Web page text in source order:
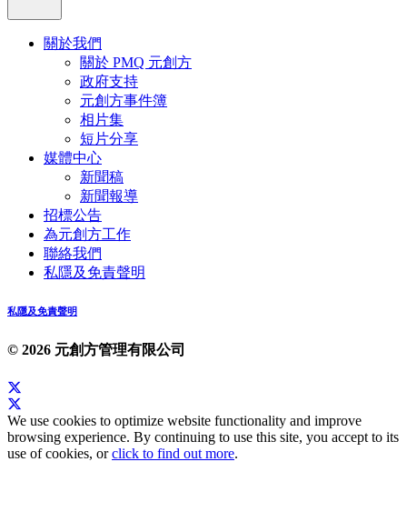
關於我們
關於 PMQ 元創方
政府支持
元創方事件簿
相片集
短片分享
媒體中心
新聞稿
新聞報導
招標公告
為元創方工作
聯絡我們
私隱及免責聲明
私隱及免責聲明
© 2026 元創方管理有限公司
We use cookies to optimize website functionality and improve
browsing experience. By continuing to use this site, you accept to its
use of cookies, orclick to find out more.